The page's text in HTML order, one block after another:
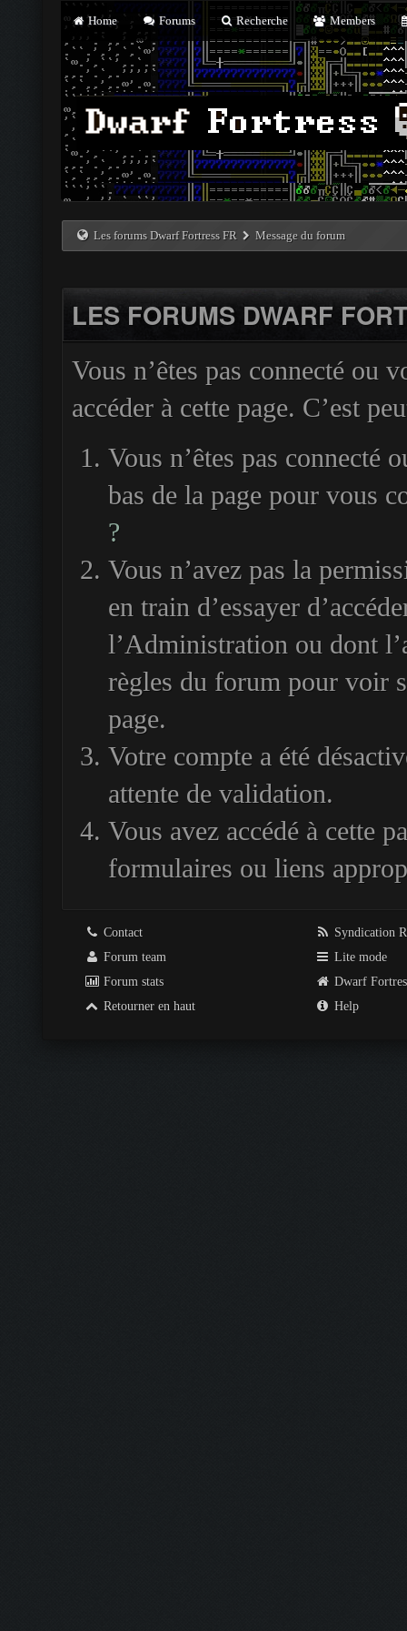
Home Forums Recherche Members
Les forums Dwarf Fortress FR Message du forum
LES FORUMS DWARF
Vous n’êtes pas connecté ou
accéder à cette page. C’est
Vous n’êtes pas connecté
bas de la page pour vous
?
Vous n’avez pas la
en train d’essayer
l’Administration ou dont
règles du forum pour voir
page.
Votre compte a été
attente de validation.
Vous avez accédé à cette
formulaires ou liens
Contact
Forum team
Forum stats
Retourner en haut
Syndication
Lite mode
Dwarf
Help